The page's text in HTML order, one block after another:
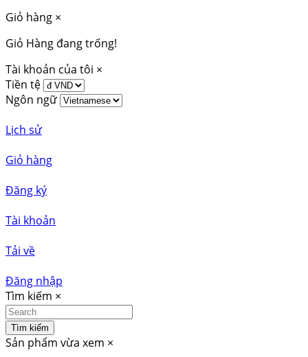
Giỏ hàng ×
Giỏ Hàng đang trống!
Tài khoản của tôi ×
Tiền tệ
Ngôn ngữ
Lịch sử
Giỏ hàng
Đăng ký
Tài khoản
Tải về
Đăng nhập
Tìm kiếm ×
Tìm kiếm
Sản phẩm vừa xem ×